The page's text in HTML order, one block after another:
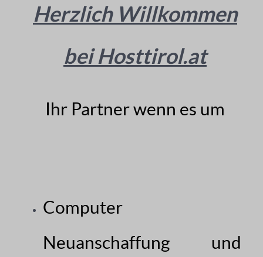
Herzlich Willkommen
bei Hosttirol.at
Ihr Partner wenn es um
Computer
Neuanschaffung und